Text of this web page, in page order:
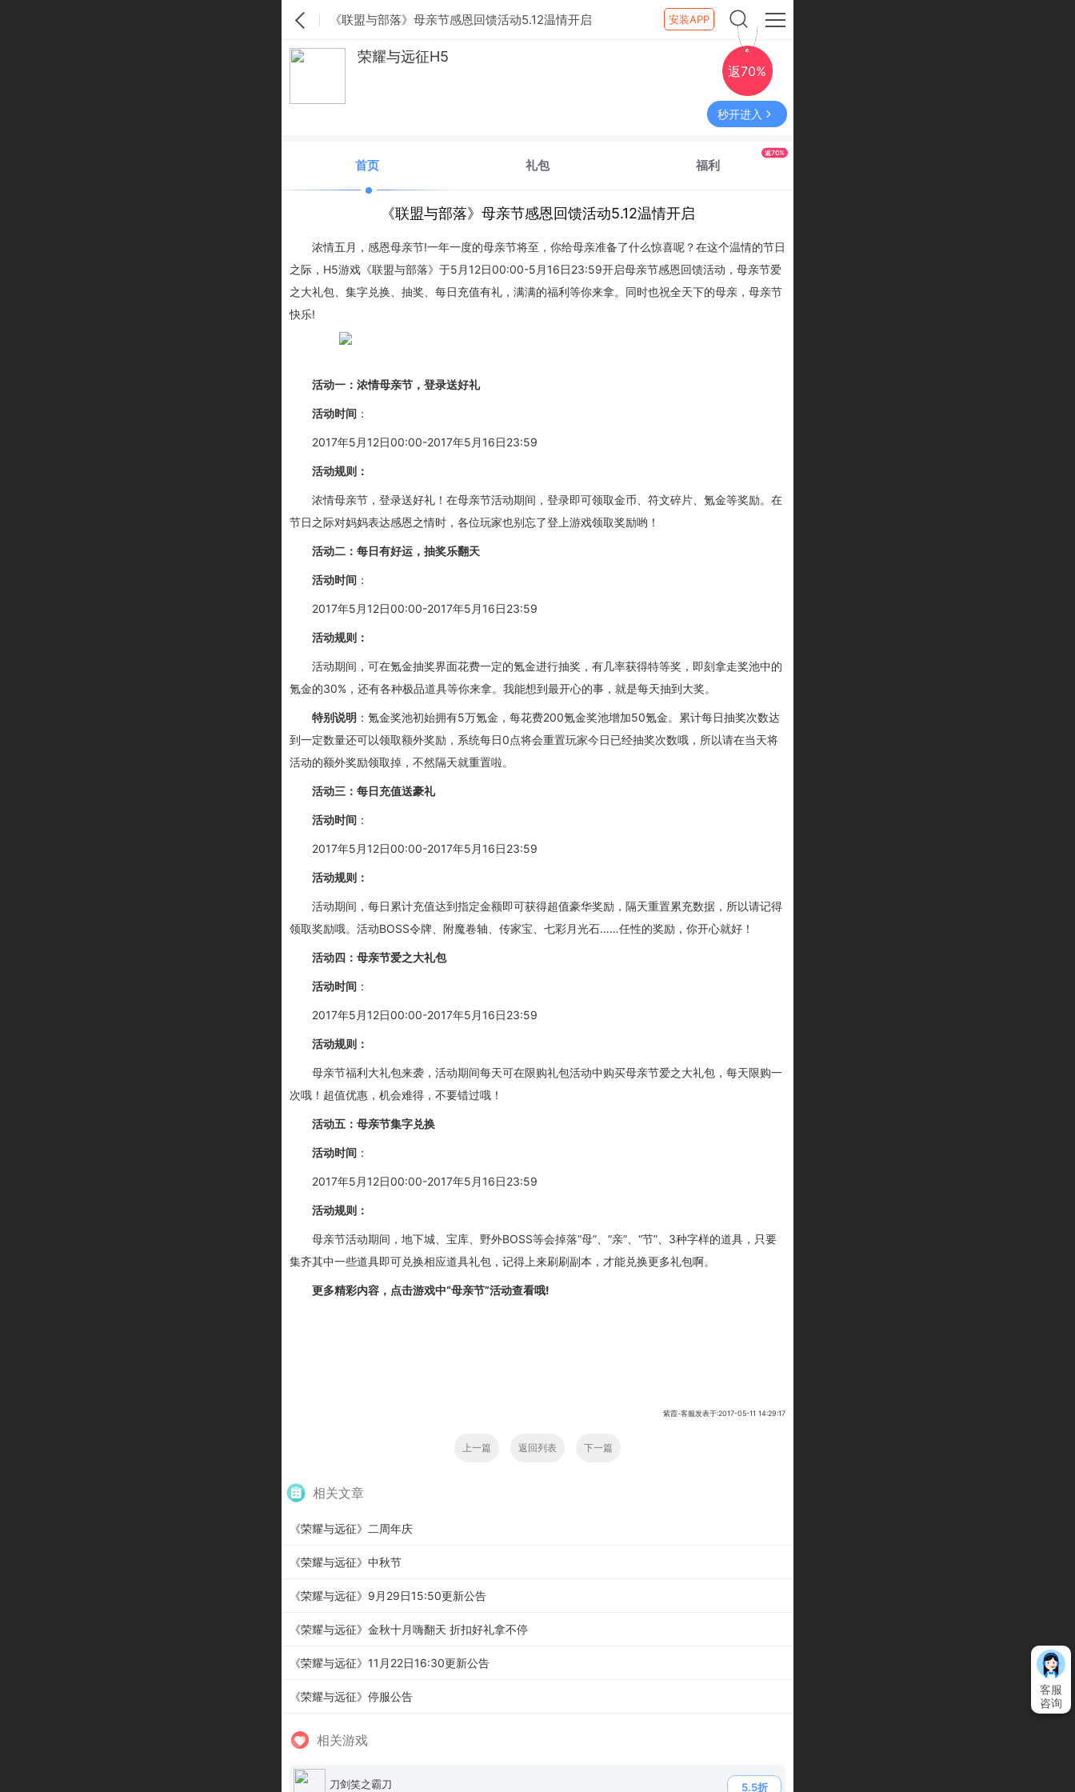
《联盟与部落》母亲节感恩回馈活动5.12温情开启 安装APP
荣耀与远征H5
返70%
秒开进入
首页 礼包 福利
返70%
《联盟与部落》母亲节感恩回馈活动5.12温情开启
浓情五月，感恩母亲节!一年一度的母亲节将至，你给母亲准备了什么惊喜呢？在这个温情的节日
之际，H5游戏《联盟与部落》于5月12日00:00-5月16日23:59开启母亲节感恩回馈活动，母亲节爱
之大礼包、集字兑换、抽奖、每日充值有礼，满满的福利等你来拿。同时也祝全天下的母亲，母亲节
快乐!
活动一： 浓情母亲节， 登录送好礼
活动时间 ：
2017年5月12日00:00-2017年5月16日23:59
活动规则：
浓情母亲节，登录送好礼 ！ 在母亲节活动期间，登录即可领取金币、符文碎片、氪金等奖励。在
节日之际对妈妈表达感恩之情时，各位玩家也别忘了登上游戏领取奖励哟！
活动二： 每日有好运 ，抽奖乐翻天
活动时间 ：
2017年5月12日00:00-2017年5月16日23:59
活动规则：
活动期间，可在氪金抽奖界面花费一定的氪金进行抽奖，有几率获得特等奖，即刻拿走奖池中的
氪金的30%，还有各种极品道具等你来拿。 我能想到最开心的事，就是每天抽到大奖。
特别说明 ：氪金奖池初始拥有5万氪金，每花费200氪金奖池增加50氪金。
累计每日抽奖次数达
到一定数量还可以领取额外奖励，系统每日0点将会重置玩家今日已经抽奖次数哦，所以请在当天将
活动的额外奖励领取掉，不然隔天就重置啦。
活动三：每日充值送豪礼
活动时间 ：
2017年5月12日00:00-2017年5月16日23:59
活动规则：
活动期间，每日累计充值达到指定金额即可获得超值豪华奖励，隔天重置累充数据，所以请记得
领取奖励哦。 活动BOSS令牌、附魔卷轴、传家宝、七彩月光石……任性的奖励，你开心就好！
活动四：母亲节爱之大礼包
活动时间 ：
2017年5月12日00:00-2017年5月16日23:59
活动规则：
母亲节福利大礼包来袭，活动期间每天可在限购礼包活动中购买母亲节爱之大礼包，每天限购一
次哦！ 超值优惠， 机会难得，不要错过哦 ！
活动五：母亲节集字兑换
活动时间 ：
2017年5月12日00:00-2017年5月16日23:59
活动规则：
母亲节活动期间，地下城、宝库、野外BOSS等会掉落“母”、“亲”、“节”、3种字样的道具，只要
集齐其中一些道具即可兑换相应道具礼包，记得上来刷刷副本 ，才能兑换更多礼包啊。
更多精彩内容，点击游戏中“母亲节”活动查看哦!
紫霞-客服发表于:2017-05-11 14:29:17
上一篇 返回列表 下一篇
相关文章
《荣耀与远征》二周年庆
《荣耀与远征》中秋节
《荣耀与远征》9月29日15:50更新公告
《荣耀与远征》金秋十月嗨翻天 折扣好礼拿不停
《荣耀与远征》11月22日16:30更新公告
《荣耀与远征》停服公告
相关游戏
刀剑笑之霸刀 5.5折
客服
咨询